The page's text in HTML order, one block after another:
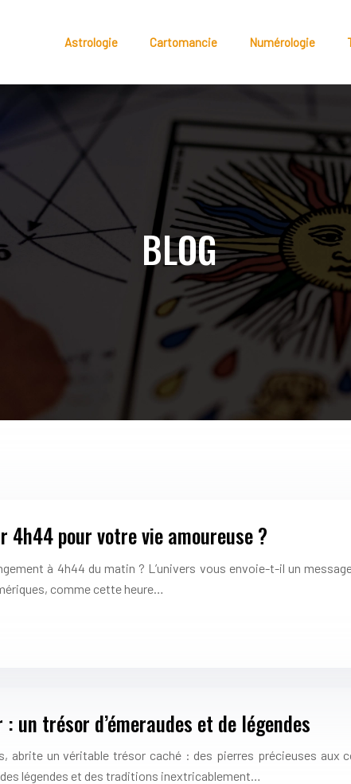
Astrologie Cartomancie Numérologie
BLOG
4h44 pour votre vie amoureuse ?
à 4h44 du matin ? L’univers vous envoie-t-il un
comme cette heure…
un trésor d’émeraudes et de légendes
abrite un véritable trésor caché : des pierres précieuses
légendes et des traditions inextricablement…